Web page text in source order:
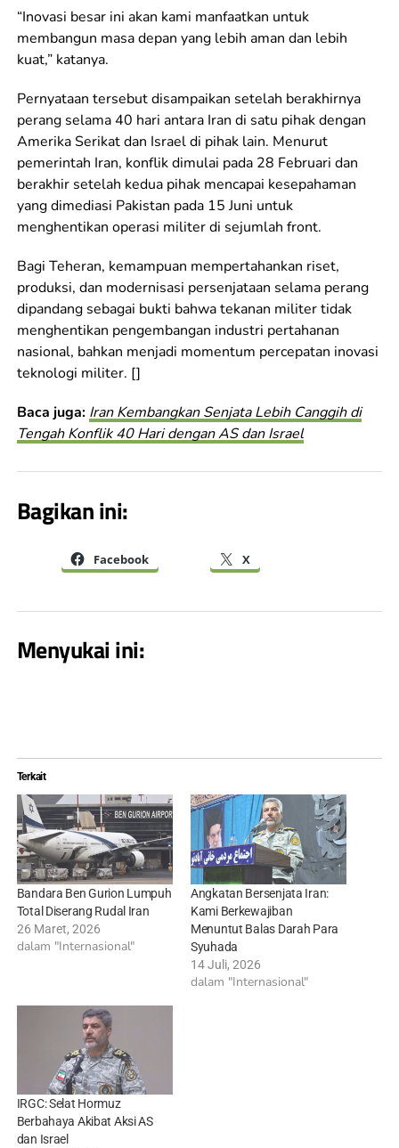
“Inovasi besar ini akan kami manfaatkan untuk
membangun masa depan yang lebih aman dan lebih
kuat,” katanya.
Pernyataan tersebut disampaikan setelah berakhirnya
perang selama 40 hari antara Iran di satu pihak dengan
Amerika Serikat dan Israel di pihak lain. Menurut
pemerintah Iran, konflik dimulai pada 28 Februari dan
berakhir setelah kedua pihak mencapai kesepahaman
yang dimediasi Pakistan pada 15 Juni untuk
menghentikan operasi militer di sejumlah front.
Bagi Teheran, kemampuan mempertahankan riset,
produksi, dan modernisasi persenjataan selama perang
dipandang sebagai bukti bahwa tekanan militer tidak
menghentikan pengembangan industri pertahanan
nasional, bahkan menjadi momentum percepatan inovasi
teknologi militer. []
Baca juga: Iran Kembangkan Senjata Lebih Canggih di
Tengah Konflik 40 Hari dengan AS dan Israel
Bagikan ini:
Facebook X
Menyukai ini:
Terkait
Bandara Ben Gurion Lumpuh
Total Diserang Rudal Iran
26 Maret, 2026
dalam "Internasional"
Angkatan Bersenjata Iran:
Kami Berkewajiban
Menuntut Balas Darah Para
Syuhada
14 Juli, 2026
dalam "Internasional"
IRGC: Selat Hormuz
Berbahaya Akibat Aksi AS
dan Israel